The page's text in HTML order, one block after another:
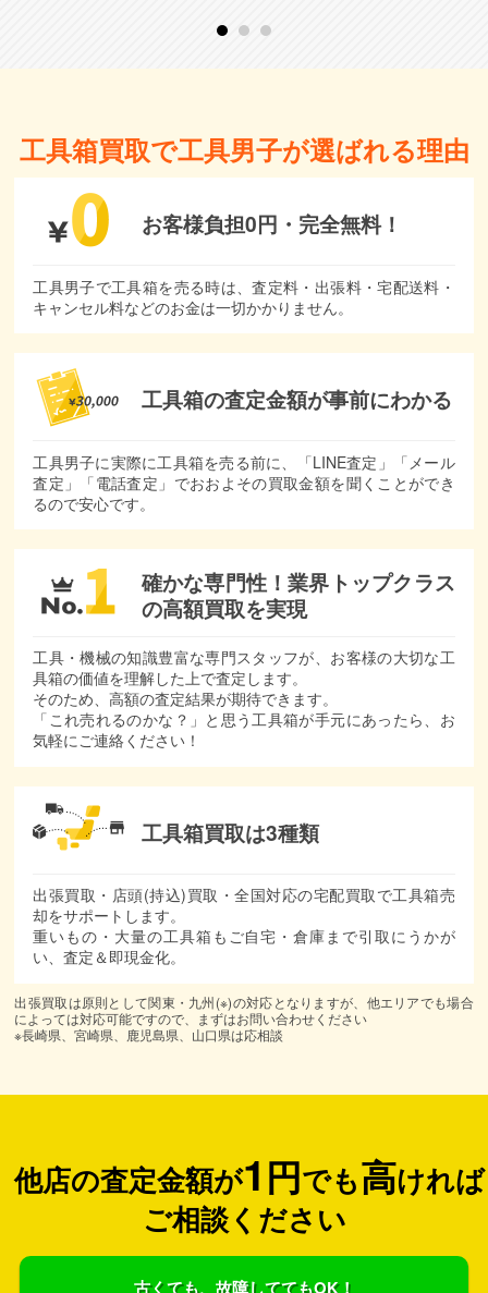
工具箱買取で工具男子が選ばれる理由
お客様負担0円・ 完全無料！
工具男子で工具箱を売る時は、査定料・出張料・宅配送料・
キャンセル料などのお金は一切かかりません。
工具箱の査定金額が事前にわかる
工具男子に実際に工具箱を売る前に、「LINE査定」「メール
査定」「電話査定」でおおよその買取金額を聞くことができ
るので安心です。
確かな専門性！業界トップクラス
の高額買取を実現
工具・機械の知識豊富な専門スタッフが、お客様の大切な工
具箱の価値を理解した上で査定します。
そのため、高額の査定結果が期待できます。
「これ売れるのかな？」と思う工具箱が手元にあったら、お
気軽にご連絡ください！
工具箱買取は3種類
出張買取・店頭(持込)買取・全国対応の宅配買取で工具箱売
却をサポートします。
重いもの・大量の工具箱もご自宅・倉庫まで引取にうかが
い、査定＆即現金化。
出張買取は原則として関東・九州(※)の対応となりますが、他エリアでも場合
によっては対応可能ですので、まずはお問い合わせください
※長崎県、宮崎県、鹿児島県、山口県は応相談
他店の査定金額が1円でも高ければ
ご相談ください
古くても、故障しててもOK！